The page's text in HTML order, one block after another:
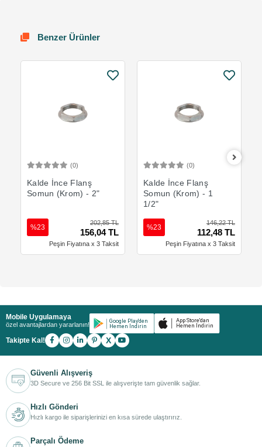
Benzer Ürünler
(0)
Kalde İnce Flanş
Somun (Krom) - 2"
202,85 TL
156,04 TL
%23
Peşin Fiyatına x 3 Taksit
(0)
Kalde İnce Flanş
Somun (Krom) - 1
1/2"
146,22 TL
112,48 TL
%23
Peşin Fiyatına x 3 Taksit
Mobile Uygulamaya
özel avantajlardan yararlanın!
Takipte Kal! X
Güvenli Alışveriş
3D Secure ve 256 Bit SSL ile alışverişte tam güvenlik sağlar.
Hızlı Gönderi
Hızlı kargo ile siparişlerinizi en kısa sürede ulaştırırız.
Parçalı Ödeme